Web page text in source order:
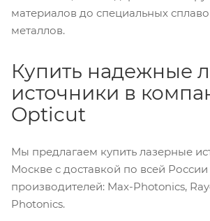
материалов до специальных
металлов.
Купить надежные
источники в
Opticut
Мы предлагаем купить лазерные
Москве с доставкой по всей
производителей: Max-Photonics,
Photonics.